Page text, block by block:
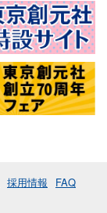
採用情報
FAQ